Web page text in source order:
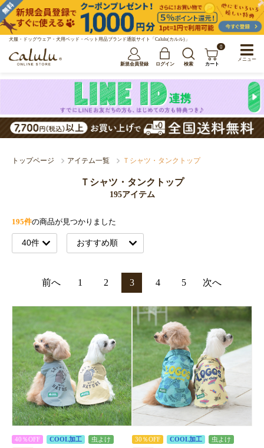
犬服・ドッグウェア・犬用ベッド・ペット用品ブランド通販サイト「Calulu(カルル)」
新規会員登録 ログイン 検索
0
カート
トップページ アイテム一覧 Ｔシャツ・タンクトップ
Ｔシャツ・タンクトップ
195アイテム
195件の商品が見つかりました
前へ 1 2 3 4 5 次へ
40％OFF COOL加工
虫よけ
30％OFF COOL加工
虫よけ
メニュー